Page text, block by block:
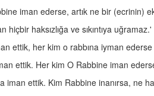
iman ederse, artık ne bir (ecrinin)
haksızlığa ve sıkıntıya uğramaz.'
ettik, her kim o rabbına iyman
ettik. Her kim O Rabbine iman
ettik. Kim Rabbine inanırsa, ne